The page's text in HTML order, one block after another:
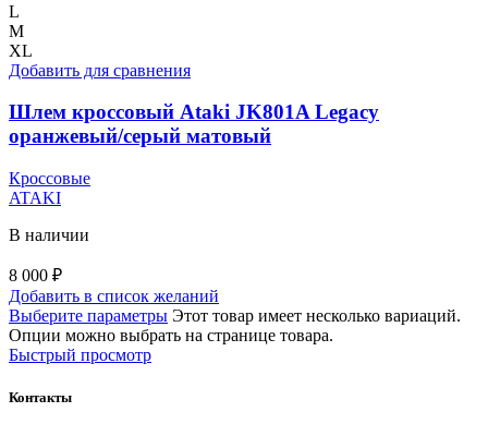
L
M
XL
Добавить для сравнения
Шлем кроссовый Ataki JK801A Legacy
оранжевый/серый матовый
Кроссовые
ATAKI
В наличии
8 000 ₽
Добавить в список желаний
Выберите параметры Этот товар имеет несколько вариаций.
Опции можно выбрать на странице товара.
Быстрый просмотр
Контакты